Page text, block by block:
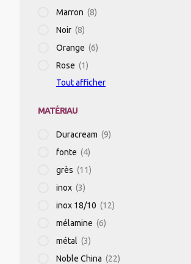
APPAREILS DE MISE SOUS
Marron (8)
Noir (8)
Orange (6)
Rose (1)
Tout afficher
MATÉRIAU
Duracream (9)
fonte (4)
grès (11)
inox (3)
inox 18/10 (12)
mélamine (6)
métal (3)
Noble China (22)